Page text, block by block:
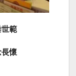
範
懷